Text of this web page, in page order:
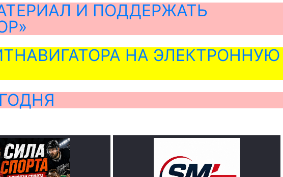
И ПОДДЕРЖАТЬ
НА ЭЛЕКТРОННУЮ